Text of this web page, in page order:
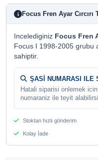
i Focus Fren Ayar Cırcırı
Incelediginiz Focus Fren
Focus I 1998-2005 grubu
sahiptir.
ŞASİ NUMARASI ILE
Hatali siparisi onlemek icin
numaraniz ile teyit
Stoktan hızlı gönderim
Kolay İade